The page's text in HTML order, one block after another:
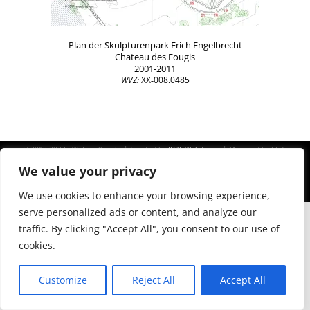
We value your privacy
We use cookies to enhance your browsing experience,
serve personalized ads or content, and analyze our
traffic. By clicking "Accept All", you consent to our use of
cookies.
Customize Reject All Accept All
Plan der Skulpturenpark Erich Engelbrecht
Chateau des Fougis
2001-2011
WVZ:XX‑008.0485
© 2013-2023 - W. Engelbrecht | Created byIDXL Webdesign| Managed by J J de
Die auf dieser privaten Website zu findenden Abbildungen stammen größtenteils
aus dem Privatarchiv von Erich und Waltraud Engelbrecht, deren Verwendung in
Andere Abbildungen unterliegen dem Copyright des Domaininhabers.